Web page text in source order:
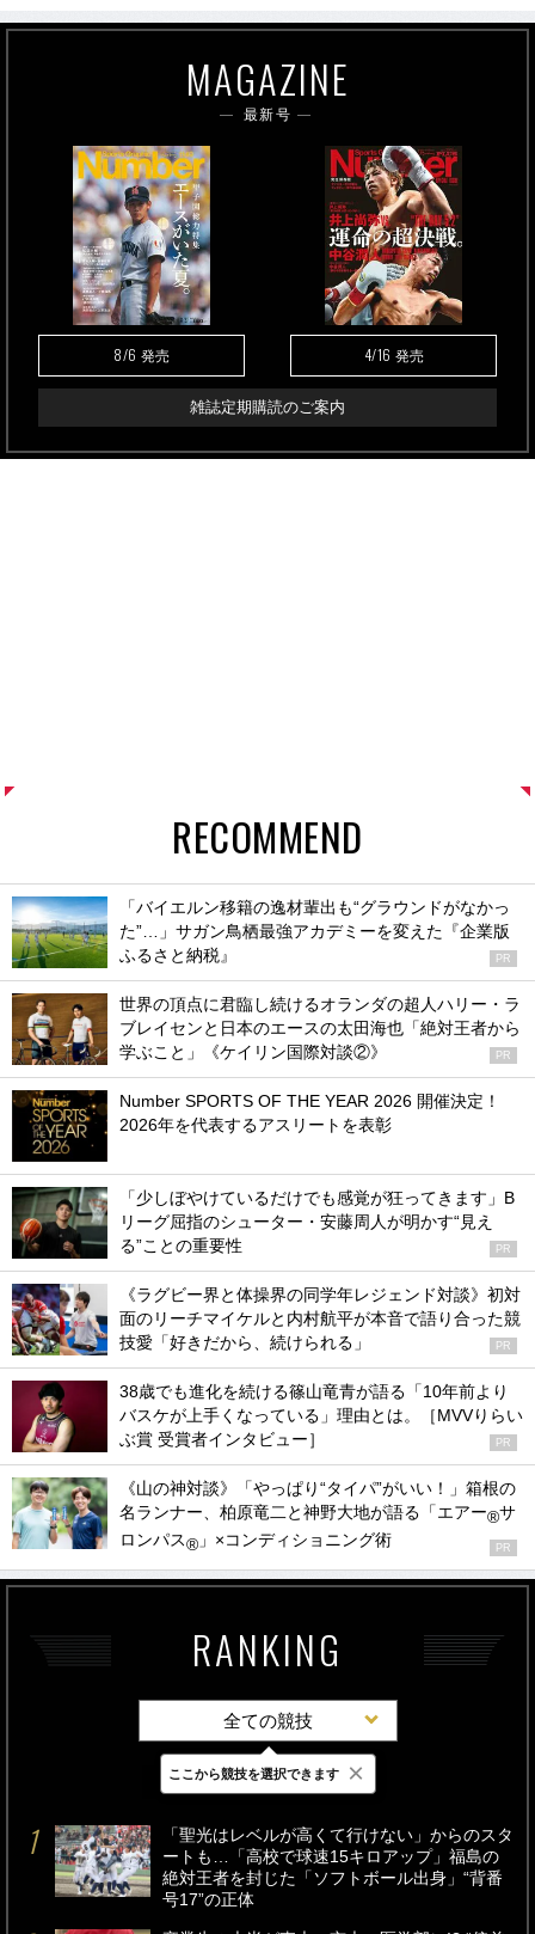
MAGAZINE
最新号
8/6 発売 4/16 発売
雑誌定期購読のご案内
RECOMMEND
「バイエルン移籍の逸材輩出も“グラウンドがなかっ
た”…」サガン鳥栖最強アカデミーを変えた『企業版
ふるさと納税』
PR
世界の頂点に君臨し続けるオランダの超人ハリー・ラ
ブレイセンと日本のエースの太田海也「絶対王者から
学ぶこと」《ケイリン国際対談②》
PR
Number SPORTS OF THE YEAR 2026 開催決定！
2026年を代表するアスリートを表彰
「少しぼやけているだけでも感覚が狂ってきます」B
リーグ屈指のシューター・安藤周人が明かす“見え
る”ことの重要性
PR
《ラグビー界と体操界の同学年レジェンド対談》初対
面のリーチマイケルと内村航平が本音で語り合った競
技愛「好きだから、続けられる」
PR
38歳でも進化を続ける篠山竜青が語る「10年前より
バスケが上手くなっている」理由とは。［MVVりらい
ぶ賞 受賞者インタビュー］
PR
《山の神対談》「やっぱり“タイパ”がいい！」箱根の
名ランナー、柏原竜二と神野大地が語る「エアー®サ
ロンパス® 」×コンディショニング術 PR
RANKING
全ての競技
最新 24時間 週間
「聖光はレベルが高くて行けない」からのスタ
ートも…「高校で球速15キロアップ」福島の
絶対王者を封じた「ソフトボール出身」“背番
号17”の正体
ここから競技を選択できます ×